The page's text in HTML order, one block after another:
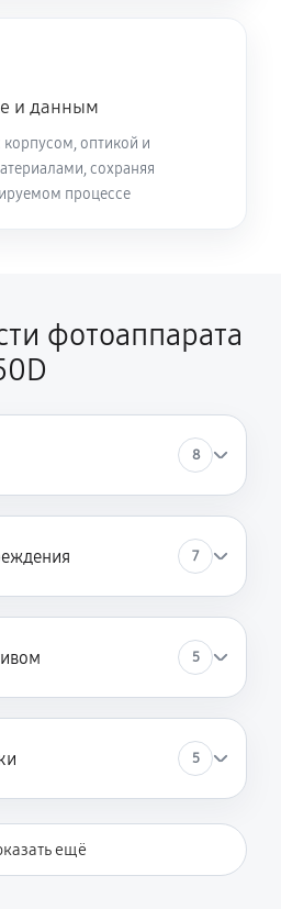
и данным
оптикой и
сохраняя
процессе
фотоаппарата
8
7
5
5
ещё